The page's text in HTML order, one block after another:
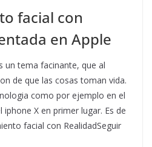
facial con
en Apple
un tema facinante, que al
de que las cosas toman vida.
como por ejemplo en el
X en primer lugar. Es de
facial con RealidadSeguir